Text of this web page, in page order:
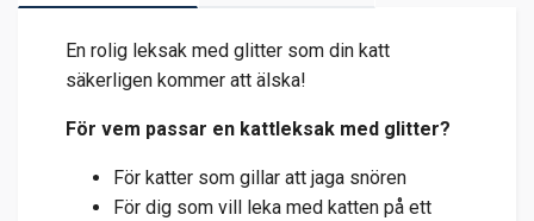
En rolig leksak med glitter som din katt
säkerligen kommer att älska!
För vem passar en kattleksak med glitter?
För katter som gillar att jaga snören
För dig som vill leka med katten på ett